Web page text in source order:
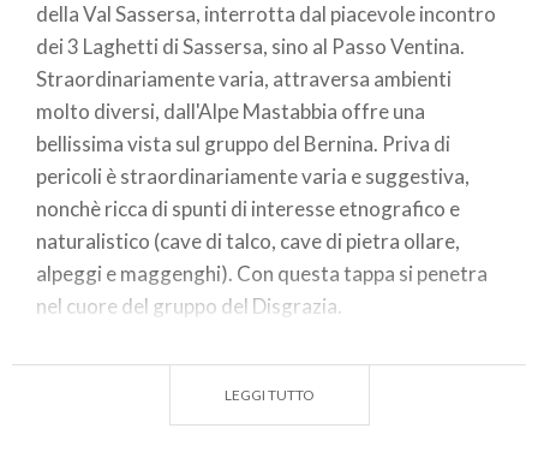
della Val Sassersa, interrotta dal piacevole incontro
dei 3 Laghetti di Sassersa, sino al Passo Ventina.
Straordinariamente varia, attraversa ambienti
molto diversi, dall'Alpe Mastabbia offre una
bellissima vista sul gruppo del Bernina. Priva di
pericoli è straordinariamente varia e suggestiva,
nonchè ricca di spunti di interesse etnografico e
naturalistico (cave di talco, cave di pietra ollare,
alpeggi e maggenghi). Con questa tappa si penetra
nel cuore del gruppo del Disgrazia.
- E' possibile dall'Alpe Giumellino proseguire fino
LEGGI TUTTO